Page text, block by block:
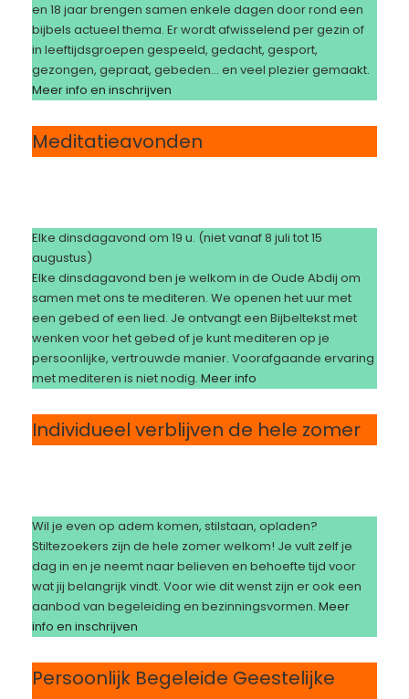
en 18 jaar brengen samen enkele dagen door rond een
bijbels actueel thema. Er wordt afwisselend per gezin of
in leeftijdsgroepen gespeeld, gedacht, gesport,
gezongen, gepraat, gebeden… en veel plezier gemaakt.
Meer info en inschrijven
Meditatieavonden
Elke dinsdagavond om 19 u. (niet vanaf 8 juli tot 15
augustus)
Elke dinsdagavond ben je welkom in de Oude Abdij om
samen met ons te mediteren. We openen het uur met
een gebed of een lied. Je ontvangt een Bijbeltekst met
wenken voor het gebed of je kunt mediteren op je
persoonlijke, vertrouwde manier. Voorafgaande ervaring
met mediteren is niet nodig. Meer info
Individueel verblijven de hele zomer
Wil je even op adem komen, stilstaan, opladen?
Stiltezoekers zijn de hele zomer welkom! Je vult zelf je
dag in en je neemt naar believen en behoefte tijd voor
wat jij belangrijk vindt. Voor wie dit wenst zijn er ook een
aanbod van begeleiding en bezinningsvormen. Meer
info en inschrijven
Persoonlijk Begeleide Geestelijke